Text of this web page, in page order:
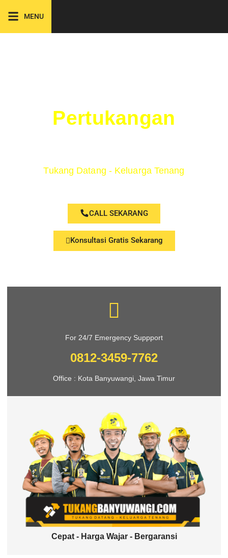
MENU
Pertukangan
Tukang Datang - Keluarga Tenang
CALL SEKARANG
Konsultasi Gratis Sekarang
For 24/7 Emergency Suppport
0812-3459-7762
Office : Kota Banyuwangi, Jawa Timur
Cepat - Harga Wajar - Bergaransi